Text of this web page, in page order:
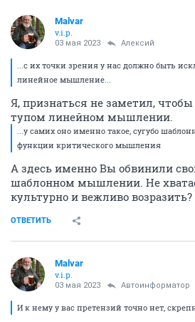
Malvar
v.i.p.
03 мая 2023 Алексий
...с их точки зрения у нас должно быть
линейное мышление...
Я, признаться не заметил,
тупом линейном мышлении.
...у самих оно именно такое, сугубо
функции критического мышления
А здесь именно Вы обвинили
шаблонном мышлении. Не
культурно и вежливо возразить?
ОТВЕТИТЬ
Malvar
v.i.p.
03 мая 2023 Автоинформатор
И к нему у вас претензий точно нет,